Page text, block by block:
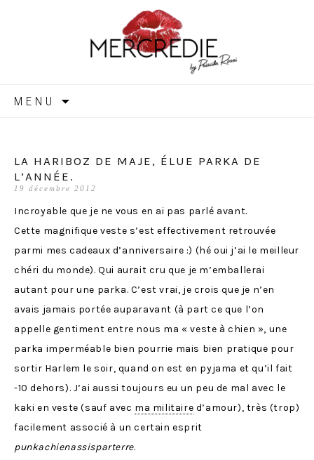
MERCREDIE
MENU
LA HARIBOZ DE MAJE, ÉLUE PARKA DE
L’ANNÉE.
19 décembre 2012
Incroyable que je ne vous en ai pas parlé avant.
Cette magnifique veste s’est effectivement retrouvée
parmi mes cadeaux d’anniversaire :) (hé oui j’ai le meilleur
chéri du monde). Qui aurait cru que je m’emballerai
autant pour une parka. C’est vrai, je crois que je n’en
avais jamais portée auparavant (à part ce que l’on
appelle gentiment entre nous ma « veste à chien », une
parka imperméable bien pourrie mais bien pratique pour
sortir Harlem le soir, quand on est en pyjama et qu’il fait
-10 dehors). J’ai aussi toujours eu un peu de mal avec le
kaki en veste (sauf avec ma militaire d’amour), très (trop)
facilement associé à un certain esprit
punkachienassisparterre.